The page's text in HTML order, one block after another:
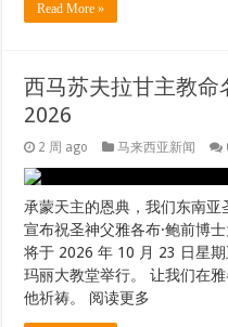
Read More »
西马苏夫拉甘主教
2026
2 周 ago 马来西亚新闻
承蒙天主的恩典，我们东南
宣布祝圣神父雅各布·鲍前博
将于 2026 年 10 月 23 日星
玛丽大教堂举行。 让我们在
他祈祷。 阅读更多